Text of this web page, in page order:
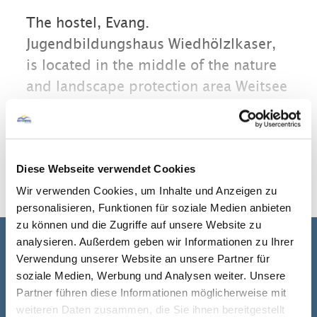
Diese Webseite verwendet Cookies
Wir verwenden Cookies, um Inhalte und Anzeigen zu
personalisieren, Funktionen für soziale Medien anbieten
zu können und die Zugriffe auf unsere Website zu
analysieren. Außerdem geben wir Informationen zu Ihrer
Verwendung unserer Website an unsere Partner für
soziale Medien, Werbung und Analysen weiter. Unsere
Partner führen diese Informationen möglicherweise mit
weiteren Daten zusammen, die Sie ihnen bereitgestellt
The hostel, Evang.
Jugendbildungshaus Wiedhölzlkaser,
is located in the middle of the nature
and landscape protection area Weitsee
in the Chiemgau Alps (approx. 850 m
above sea level) near Reit im Winkl /
Ruhpolding on well-developed bike
paths.
In winter, the Winklmoos-Alm /
Steinplatte ski area offers a wide range
of ski and snowboard slopes as well as
read more
Contact details
Address
Evang.
Jugendbildungshaus